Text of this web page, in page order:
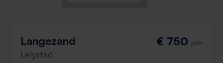
Langezand
Lelystad
€ 750 p/m